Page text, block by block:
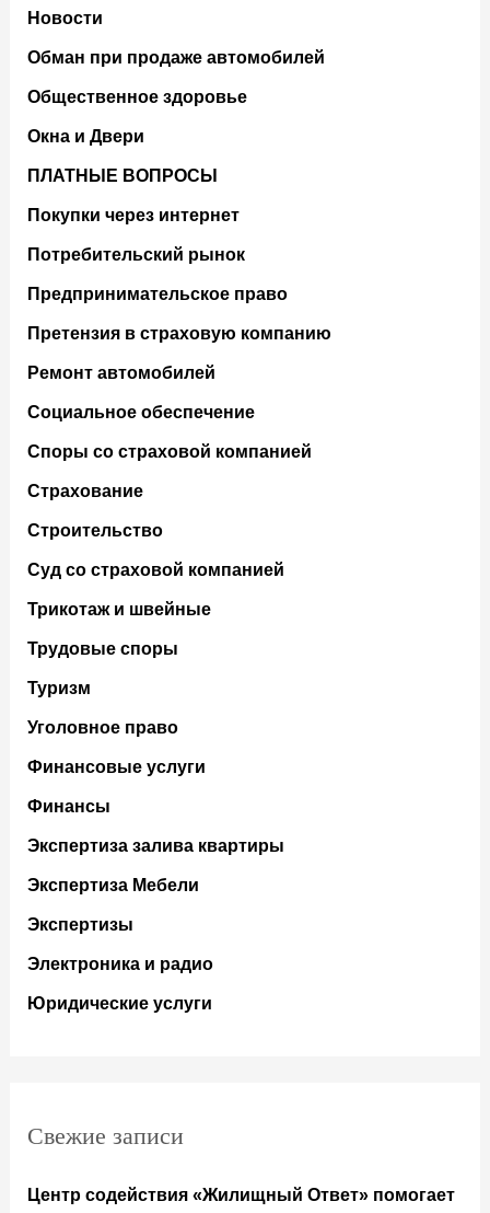
Новости
Обман при продаже автомобилей
Общественное здоровье
Окна и Двери
ПЛАТНЫЕ ВОПРОСЫ
Покупки через интернет
Потребительский рынок
Предпринимательское право
Претензия в страховую компанию
Ремонт автомобилей
Социальное обеспечение
Споры со страховой компанией
Страхование
Строительство
Суд со страховой компанией
Трикотаж и швейные
Трудовые споры
Туризм
Уголовное право
Финансовые услуги
Финансы
Экспертиза залива квартиры
Экспертиза Мебели
Экспертизы
Электроника и радио
Юридические услуги
Свежие записи
Центр содействия «Жилищный Ответ» помогает